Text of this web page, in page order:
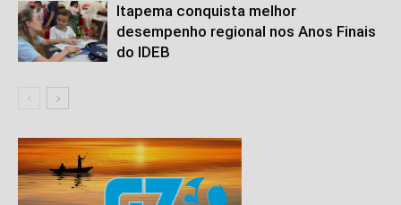
Itapema conquista melhor
desempenho regional nos Anos Finais
do IDEB